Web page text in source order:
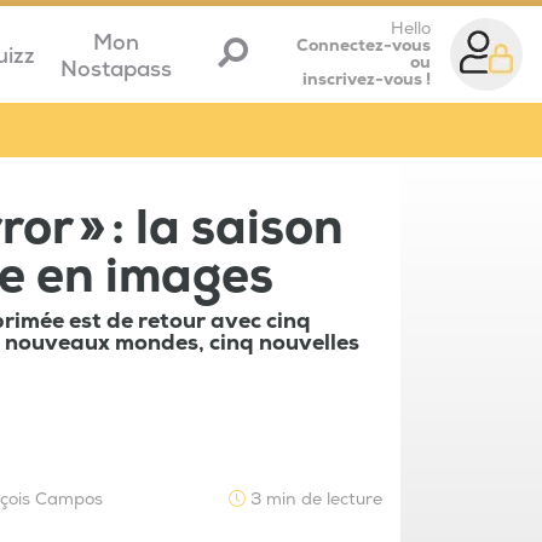
Mon
Nostapass
Hello
Connectez-vous
ou
inscrivez-vous !
» : la saison
en images
est de retour avec cinq
mondes, cinq nouvelles
Campos 3 min de lecture